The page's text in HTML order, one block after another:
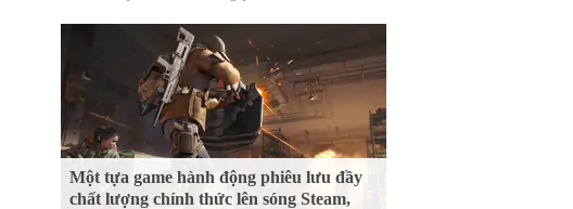
Một tựa game hành động phiêu lưu đầy
chất lượng chính thức lên sóng Steam,